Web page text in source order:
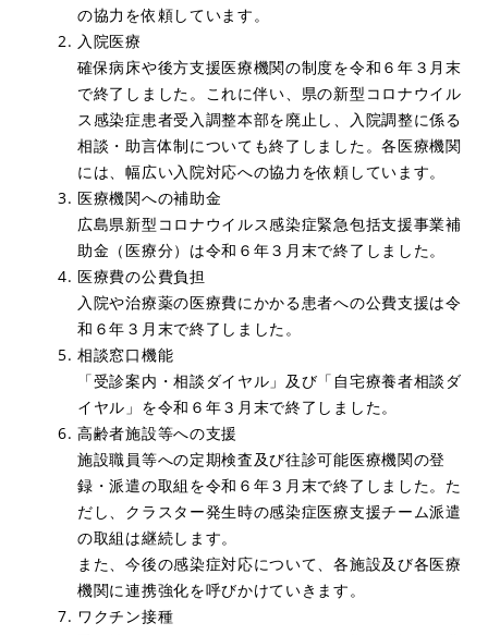
の協力を依頼しています。
入院医療
​確保病床や後方支援医療機関の制度を令和６年３月末
で終了しました。これに伴い、県の新型コロナウイル
ス感染症患者受入調整本部を廃止し、入院調整に係る
相談・助言体制についても終了しました。各医療機関
には、幅広い入院対応への協力を依頼しています。
医療機関への補助金
​広島県新型コロナウイルス感染症緊急包括支援事業補
助金（医療分）は令和６年３月末で終了しました。
医療費の公費負担
​入院や治療薬の医療費にかかる患者への公費支援は令
和６年３月末で終了しました。
相談窓口機能
「受診案内・相談ダイヤル」及び「自宅療養者相談ダ
イヤル」を令和６年３月末で終了しました。
高齢者施設等への支援
​施設職員等への定期検査及び往診可能医療機関の登
録・派遣の取組を令和６年３月末で終了しました。た
だし、クラスター発生時の感染症医療支援チーム派遣
の取組は継続します。
​また、今後の感染症対応について、各施設及び各医療
機関に連携強化を呼びかけていきます。
ワクチン接種